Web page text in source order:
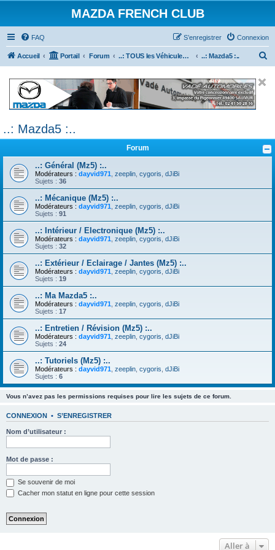
MAZDA FRENCH CLUB
FAQ Connexion
S’enregistrer
Accueil Portail Forum ..: TOUS les Véhicules MAZDA :.. ..: Mazda5 :..
c
h
r
..: Mazda5 :..
Forum
..: Général (Mz5) :..
Modérateurs : dayvid971 zeeplin cygoris dJiBi
Sujets : 36
..: Mécanique (Mz5) :..
Modérateurs : dayvid971 zeeplin cygoris dJiBi
Sujets : 91
..: Intérieur / Electronique (Mz5) :..
Modérateurs : dayvid971 zeeplin cygoris dJiBi
Sujets : 32
..: Extérieur / Eclairage / Jantes (Mz5) :..
Modérateurs : dayvid971 zeeplin cygoris dJiBi
Sujets : 19
..: Ma Mazda5 :..
Modérateurs : dayvid971 zeeplin cygoris dJiBi
Sujets : 17
..: Entretien / Révision (Mz5) :..
Modérateurs : dayvid971 zeeplin cygoris dJiBi
Sujets : 24
..: Tutoriels (Mz5) :..
Modérateurs : dayvid971 zeeplin cygoris dJiBi
Sujets : 6
Vous n’avez pas les permissions requises pour lire les sujets de ce forum.
CONNEXION • S’ENREGISTRER
Nom d’utilisateur :
Mot de passe :
Se souvenir de moi
Cacher mon statut en ligne pour cette session
Aller à